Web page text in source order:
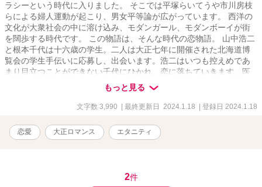
ラシーという時代に入りました。 そこでは平塚らいてうや市川房枝
らによる婦人運動が起こり、男女平等論が広がっています。 西洋の
文化が大衆社会の中に溶け込み、モダンガール、モダンボーイが街
を闊歩する時代です。 この物語は、そんな時代の恋物語。 山中浩二
と根本千代は十六歳の学生。二人は大正七年に開催された北海道博
覧会の学生手伝いに応募し、出会います。浩二はいつも控えめであ
まり目立つことができない千代にひかれ、恋に落ちていきます。医
者の家系を継いでいかなければならぬ浩二は受験に専念しなければ
ならぬ時、一方の千代は「女の本懐は男を出世させること」という
武士だった父親からのしつけで、男性からの告白をどうすればいい
とにしたのでした。 楽しい交際もつかの間、浩二の母親に交際して
いることが知れ、母親は怒り狂います。 自由に男女平等にといって
の女子の生き方が見えてくることでしょう。
もっと見る
文字数 3,990 | 最終更新日 2024.1.18 | 登録日 2024.1.18
恋愛 大正ロマンス エタニティ
2件